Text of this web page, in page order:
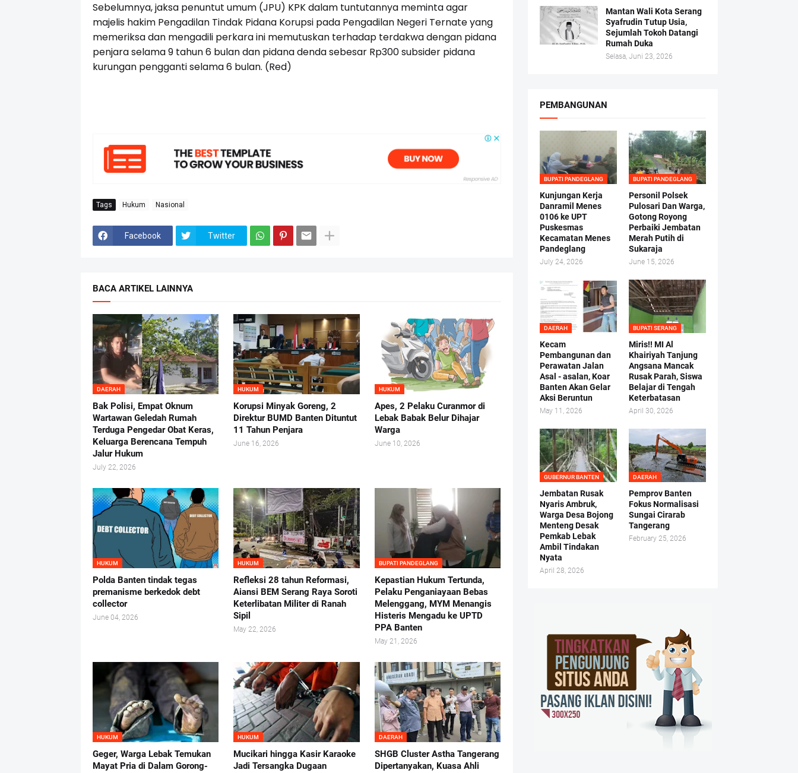
Sebelumnya, jaksa penuntut umum (JPU) KPK dalam tuntutannya meminta agar
majelis hakim Pengadilan Tindak Pidana Korupsi pada Pengadilan Negeri Ternate yang
memeriksa dan mengadili perkara ini memutuskan terhadap terdakwa dengan pidana
penjara selama 9 tahun 6 bulan dan pidana denda sebesar Rp300 subsider pidana
kurungan pengganti selama 6 bulan. (Red)
Tags Hukum Nasional
Facebook Twitter
BACA ARTIKEL LAINNYA
DAERAH
Bak Polisi, Empat Oknum
Wartawan Geledah Rumah
Terduga Pengedar Obat Keras,
Keluarga Berencana Tempuh
Jalur Hukum
July 22, 2026
HUKUM
Korupsi Minyak Goreng, 2
Direktur BUMD Banten Dituntut
11 Tahun Penjara
June 16, 2026
HUKUM
Apes, 2 Pelaku Curanmor di
Lebak Babak Belur Dihajar
Warga
June 10, 2026
HUKUM
Polda Banten tindak tegas
premanisme berkedok debt
collector
June 04, 2026
HUKUM
Refleksi 28 tahun Reformasi,
Aiansi BEM Serang Raya Soroti
Keterlibatan Militer di Ranah
Sipil
May 22, 2026
BUPATI PANDEGLANG
Kepastian Hukum Tertunda,
Pelaku Penganiayaan Bebas
Melenggang, MYM Menangis
Histeris Mengadu ke UPTD
PPA Banten
May 21, 2026
HUKUM
Geger, Warga Lebak Temukan
Mayat Pria di Dalam Gorong-
HUKUM
Mucikari hingga Kasir Karaoke
Jadi Tersangka Dugaan
DAERAH
SHGB Cluster Astha Tangerang
Dipertanyakan, Kuasa Ahli
Mantan Wali Kota Serang
Syafrudin Tutup Usia,
Sejumlah Tokoh Datangi
Rumah Duka
Selasa, Juni 23, 2026
PEMBANGUNAN
BUPATI PANDEGLANG
Kunjungan Kerja
Danramil Menes
0106 ke UPT
Puskesmas
Kecamatan Menes
Pandeglang
July 24, 2026
BUPATI PANDEGLANG
Personil Polsek
Pulosari Dan Warga,
Gotong Royong
Perbaiki Jembatan
Merah Putih di
Sukaraja
June 15, 2026
DAERAH
Kecam
Pembangunan dan
Perawatan Jalan
Asal - asalan, Koar
Banten Akan Gelar
Aksi Beruntun
May 11, 2026
BUPATI SERANG
Miris!! MI Al
Khairiyah Tanjung
Angsana Mancak
Rusak Parah, Siswa
Belajar di Tengah
Keterbatasan
April 30, 2026
GUBERNUR BANTEN
Jembatan Rusak
Nyaris Ambruk,
Warga Desa Bojong
Menteng Desak
Pemkab Lebak
Ambil Tindakan
Nyata
April 28, 2026
DAERAH
Pemprov Banten
Fokus Normalisasi
Sungai Cirarab
Tangerang
February 25, 2026